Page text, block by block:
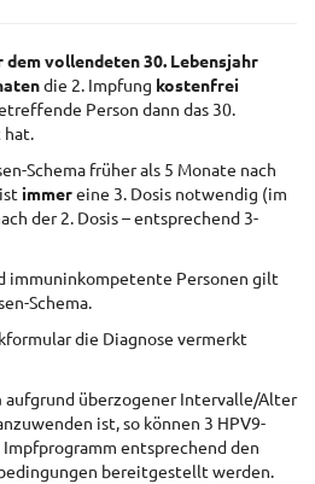
dem vollendeten 30. Lebensjahr
die 2. Impfung kostenfrei
Person dann das 30.
hat.
Schema früher als 5 Monate nach
immereine 3. Dosis notwendig (im
der 2. Dosis – entsprechend 3-
immuninkompetente Personen gilt
Schema.
die Diagnose vermerkt
aufgrund überzogener Intervalle/Alter
ist, so können 3 HPV9-
entsprechend den
bereitgestellt werden.